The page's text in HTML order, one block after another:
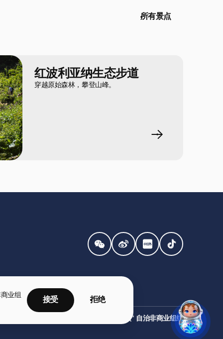
所有景点
红波利亚纳生态步道
穿越原始森林，攀登山峰。
业组
接受 拒绝
©2026 年 "国家优先事项" 自治非商业组织